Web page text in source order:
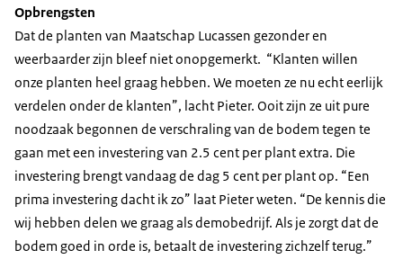
Opbrengsten
Dat de planten van Maatschap Lucassen gezonder en
weerbaarder zijn bleef niet onopgemerkt. “Klanten willen
onze planten heel graag hebben. We moeten ze nu echt eerlijk
verdelen onder de klanten”, lacht Pieter. Ooit zijn ze uit pure
noodzaak begonnen de verschraling van de bodem tegen te
gaan met een investering van 2.5 cent per plant extra. Die
investering brengt vandaag de dag 5 cent per plant op. “Een
prima investering dacht ik zo” laat Pieter weten. “De kennis die
wij hebben delen we graag als demobedrijf. Als je zorgt dat de
bodem goed in orde is, betaalt de investering zichzelf terug.”